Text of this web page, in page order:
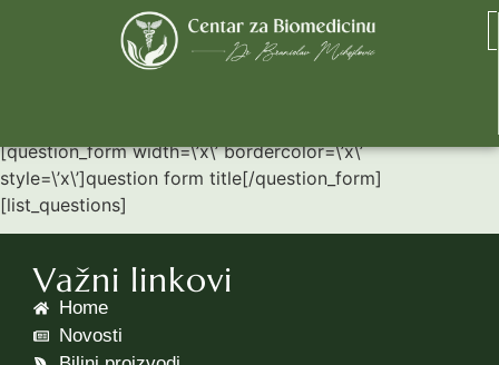
[question_form width=\’x\’ bordercolor=\’x\’
style=\’x\’]question form title[/question_form]
[list_questions]
Važni linkovi
Home
Novosti